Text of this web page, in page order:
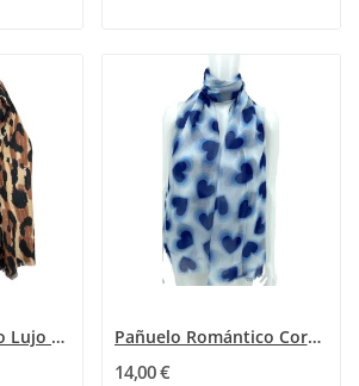
Pañuelo Leopardo Lujo Dorado Pañuelo Romántico Corazones Azules
14,00 €